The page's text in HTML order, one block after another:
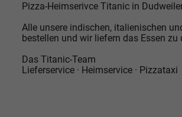
Pizza-Heimserivce Titanic in
Alle unsere indischen, italienischen
bestellen und wir liefern das Essen zu
Das Titanic-Team
Lieferservice · Heimservice · Pizzataxi